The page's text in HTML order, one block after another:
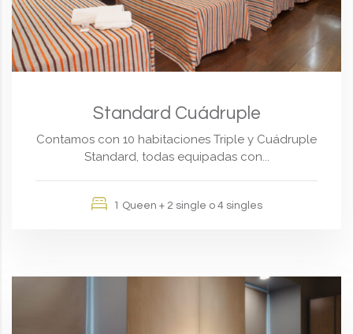
Standard Cuádruple
Contamos con 10 habitaciones Triple y Cuádruple
Standard, todas equipadas con...
1 Queen + 2 single o 4 singles